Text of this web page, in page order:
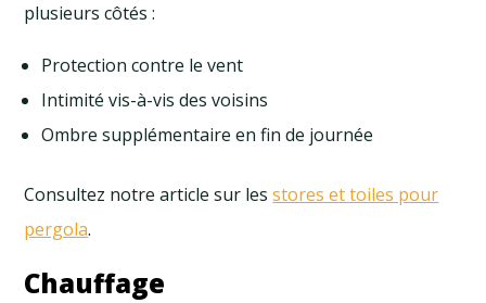
plusieurs côtés :
Protection contre le vent
Intimité vis-à-vis des voisins
Ombre supplémentaire en fin de journée
Consultez notre article sur lesstores et toiles pour
pergola.
Chauffage